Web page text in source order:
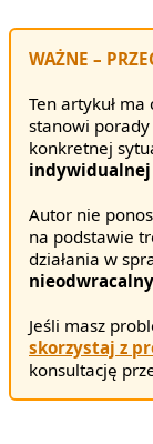
WAŻNE –
Ten artykuł
stanowi
konkretnej
Autor nie
na podstawie
działania w
Jeśli masz
skorzystaj z
konsultację